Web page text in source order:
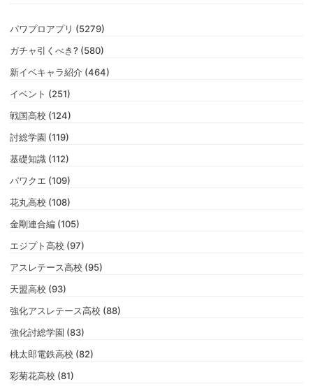
パワプロアプリ (5279)
ガチャ引くべき? (580)
新イベキャラ紹介 (464)
イベント (251)
戦国高校 (124)
討総学園 (119)
基礎知識 (112)
パワクエ (109)
花丸高校 (108)
金剛連合編 (105)
エジプト高校 (97)
アスレテース高校 (95)
天盟高校 (93)
強化アスレテース高校 (88)
強化討総学園 (83)
桃太郎電鉄高校 (82)
彩菊花高校 (81)